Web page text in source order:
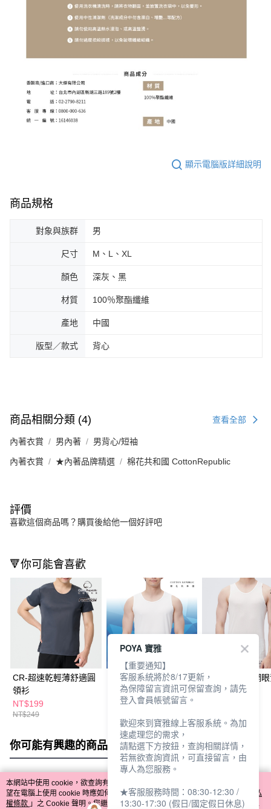
顯示電腦版詳細說明
商品規格
對象與族群 男
尺寸 M、L、XL
顏色 深灰、黑
材質 100％聚酯纖維
產地 中國
版型／款式 背心
商品相關分類 (4) 查看全部
內著衣賞 男內著 男背心/短袖
內著衣賞 ★內著品牌精選 棉花共和國 CottonRepublic
評價
喜歡這個商品嗎？購買後給他一個好評吧
🔻你可能會喜歡
CR-超速乾輕薄舒適圓
領衫
NT$199
NT$249
CR-沁爽吸濕排汗背心-
多色多尺寸任選
NT$189
CR 涼感透氣網
你可能有興趣的商品 全站排行
熱門標籤
本網站中使用 cookie，欲查詢有關本網站使用 cookie 方式之詳情，及若您不希
望在電腦上使用 cookie 時應如何變更電腦的 cookie 設定，請參閱本網站「
隱私
權條款 」之 Cookie 聲明。您繼續使用本網站即表示您同意本公司得按本網站使
POYA 寶雅
【重要通知】
客服系統將於8/17更新，
為保障留言資訊可保留查詢，請先
登入會員帳號留言。
歡迎來到寶雅線上客服系統。為加
速處理您的需求，
請點選下方按鈕，查詢相關詳情，
若無欲查詢資訊，可直接留言，由
專人為您服務。
★客服服務時間：08:30-12:30 /
13:30-17:30 (假日/國定假日休息)